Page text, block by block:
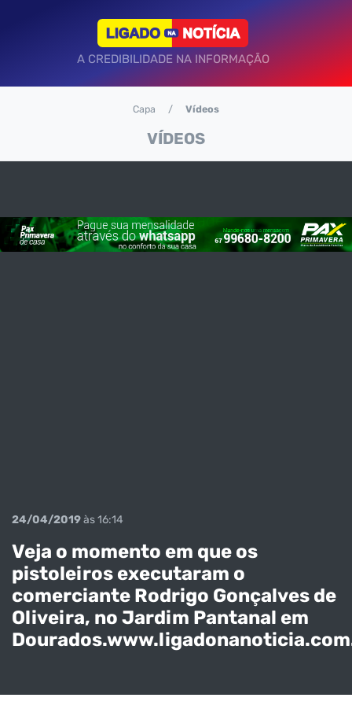
A CREDIBILIDADE NA INFORMAÇÃO
VÍDEOS
Capa Vídeos
24/04/2019às 16:14
Veja o momento em que os
pistoleiros executaram o
comerciante Rodrigo Gonçalves de
Oliveira, no Jardim Pantanal em